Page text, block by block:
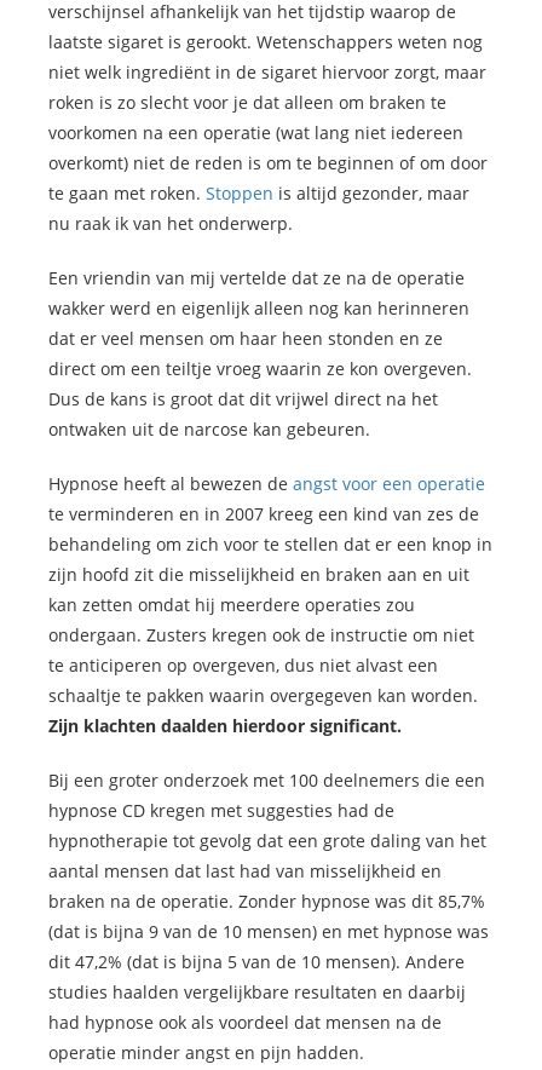
verschijnsel afhankelijk van het tijdstip waarop de
laatste sigaret is gerookt. Wetenschappers weten nog
niet welk ingrediënt in de sigaret hiervoor zorgt, maar
roken is zo slecht voor je dat alleen om braken te
voorkomen na een operatie (wat lang niet iedereen
overkomt) niet de reden is om te beginnen of om door
te gaan met roken. Stoppen is altijd gezonder, maar
nu raak ik van het onderwerp.
Een vriendin van mij vertelde dat ze na de operatie
wakker werd en eigenlijk alleen nog kan herinneren
dat er veel mensen om haar heen stonden en ze
direct om een teiltje vroeg waarin ze kon overgeven.
Dus de kans is groot dat dit vrijwel direct na het
ontwaken uit de narcose kan gebeuren.
Hypnose heeft al bewezen de angst voor een operatie
te verminderen en in 2007 kreeg een kind van zes de
behandeling om zich voor te stellen dat er een knop in
zijn hoofd zit die misselijkheid en braken aan en uit
kan zetten omdat hij meerdere operaties zou
ondergaan. Zusters kregen ook de instructie om niet
te anticiperen op overgeven, dus niet alvast een
schaaltje te pakken waarin overgegeven kan worden.
Zijn klachten daalden hierdoor significant.
Bij een groter onderzoek met 100 deelnemers die een
hypnose CD kregen met suggesties had de
hypnotherapie tot gevolg dat een grote daling van het
aantal mensen dat last had van misselijkheid en
braken na de operatie. Zonder hypnose was dit 85,7%
(dat is bijna 9 van de 10 mensen) en met hypnose was
dit 47,2% (dat is bijna 5 van de 10 mensen). Andere
studies haalden vergelijkbare resultaten en daarbij
had hypnose ook als voordeel dat mensen na de
operatie minder angst en pijn hadden.